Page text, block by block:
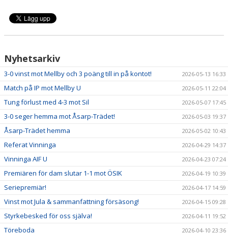
Nyhetsarkiv
3-0 vinst mot Mellby och 3 poäng till in på kontot! 2026-05-13 16:33
Match på IP mot Mellby U 2026-05-11 22:04
Tung förlust med 4-3 mot Sil 2026-05-07 17:45
3-0 seger hemma mot Åsarp-Trädet! 2026-05-03 19:37
Åsarp-Trädet hemma 2026-05-02 10:43
Referat Vinninga 2026-04-29 14:37
Vinninga AIF U 2026-04-23 07:24
Premiären för dam slutar 1-1 mot ÖSIK 2026-04-19 10:39
Seriepremiär! 2026-04-17 14:59
Vinst mot Jula & sammanfattning försäsong! 2026-04-15 09:28
Styrkebesked för oss själva! 2026-04-11 19:52
Töreboda 2026-04-10 23:36